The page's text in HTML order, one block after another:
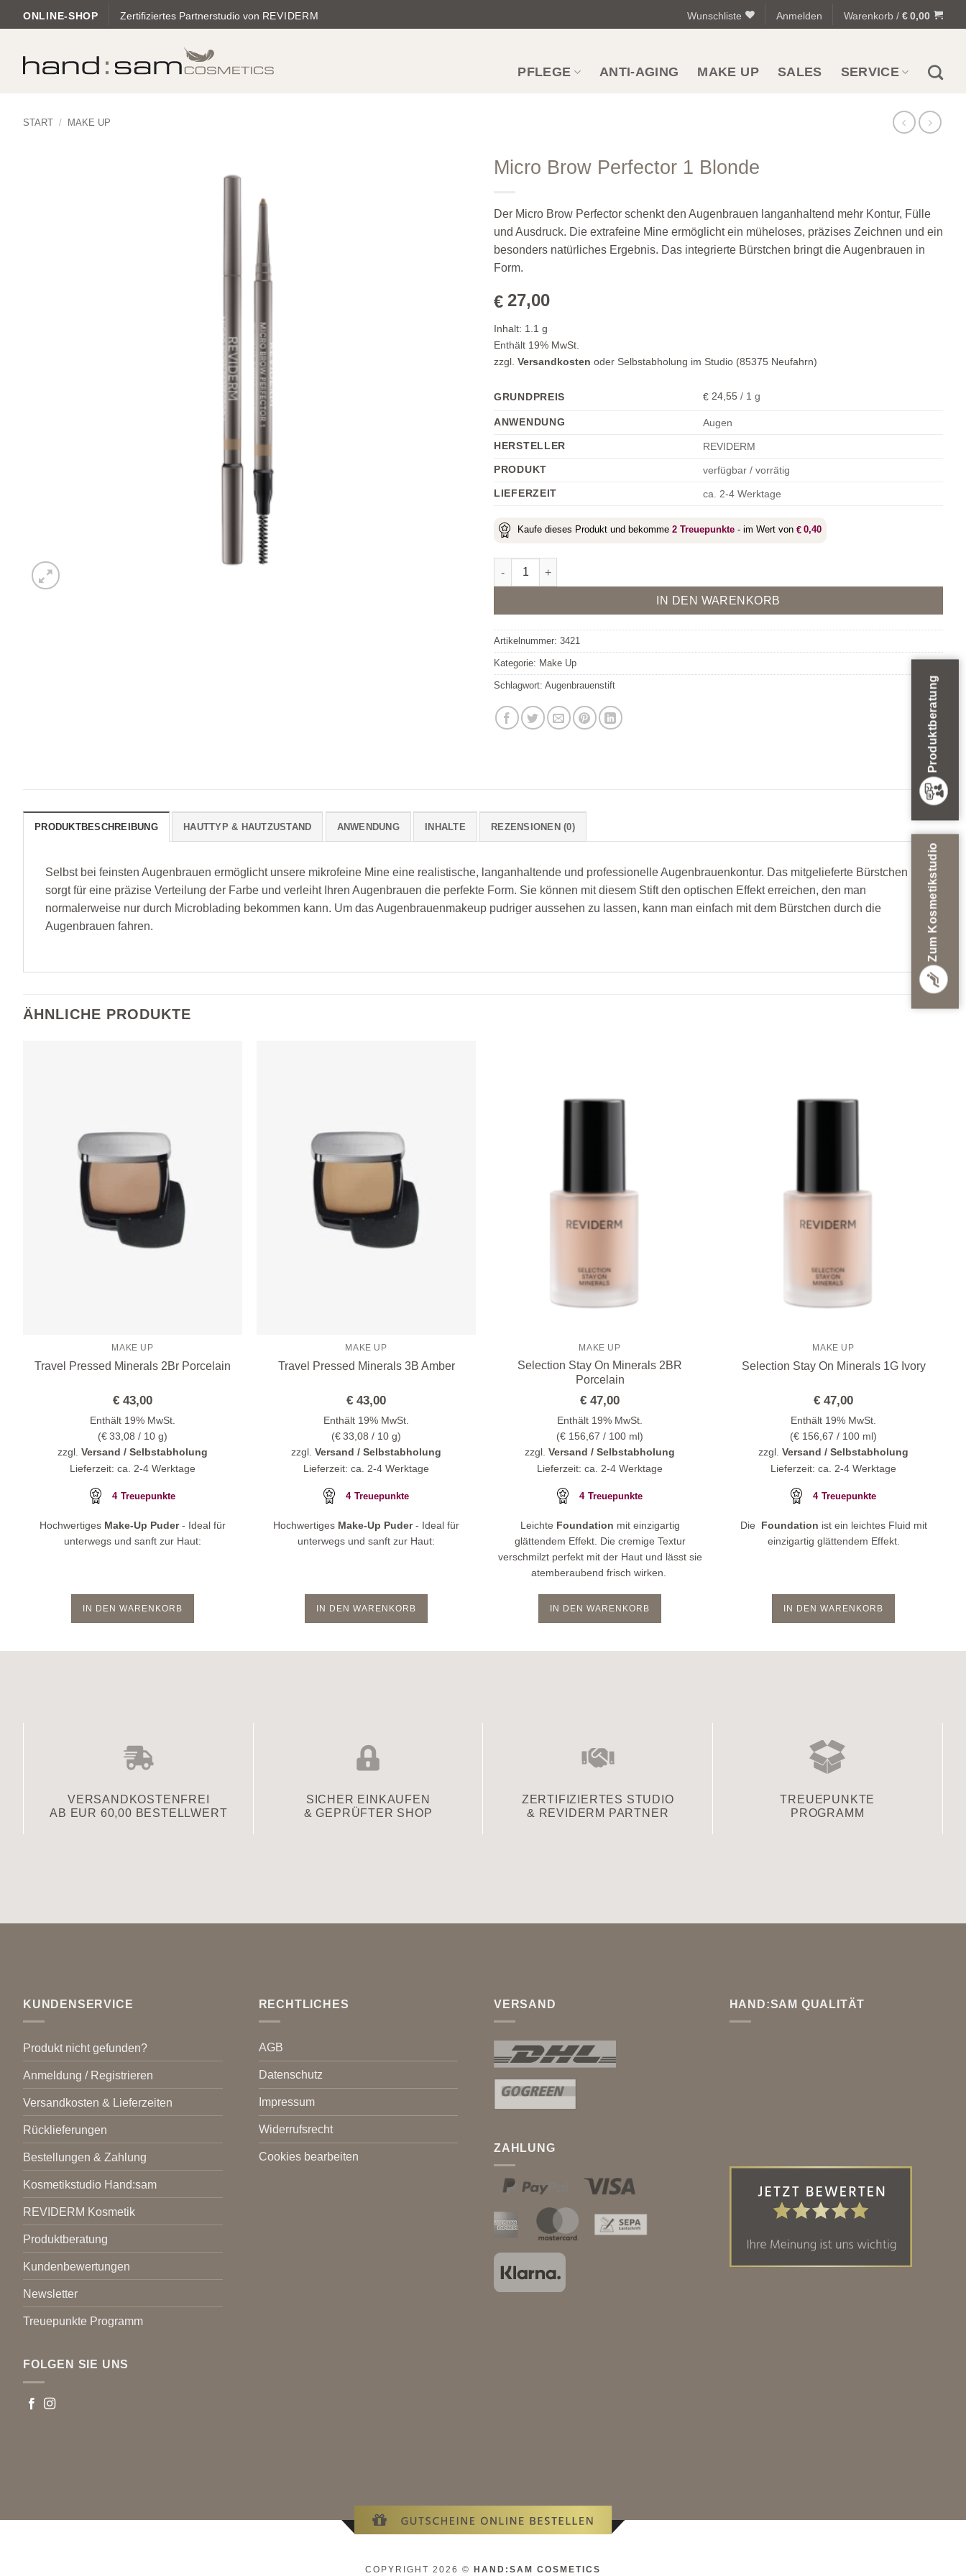
Inhalt
ONLINE-SHOP Zertifiziertes Partnerstudio von REVIDERM Wunschliste Anmelden Warenkorb / € 0,00
PFLEGE ANTI-AGING MAKE UP SALES SERVICE
START / MAKE UP
Micro Brow Perfector 1 Blonde
Der Micro Brow Perfector schenkt den Augenbrauen langanhaltend mehr Kontur, Fülle
und Ausdruck. Die extrafeine Mine ermöglicht ein müheloses, präzises Zeichnen und ein
besonders natürliches Ergebnis. Das integrierte Bürstchen bringt die Augenbrauen in
Form.
€ 27,00
Inhalt: 1.1 g
Enthält 19% MwSt.
zzgl. Versandkosten oder Selbstabholung im Studio (85375 Neufahrn)
GRUNDPREIS € 24,55 / 1 g
ANWENDUNG
Augen
HERSTELLER
REVIDERM
PRODUKT
verfügbar / vorrätig
LIEFERZEIT
ca. 2-4 Werktage
Kaufe dieses Produkt und bekomme 2 Treuepunkte - im Wert von € 0,40
Micro Brow Perfector 1 Blonde Menge
IN DEN WARENKORB
Alternative:
Artikelnummer: 3421
Kategorie: Make Up
Schlagwort: Augenbrauenstift
PRODUKTBESCHREIBUNG HAUTTYP & HAUTZUSTAND ANWENDUNG INHALTE REZENSIONEN (0)
Selbst bei feinsten Augenbrauen ermöglicht unsere mikrofeine Mine eine realistische, langanhaltende und professionelle Augenbrauenkontur. Das mitgelieferte Bürstchen
sorgt für eine präzise Verteilung der Farbe und verleiht Ihren Augenbrauen die perfekte Form. Sie können mit diesem Stift den optischen Effekt erreichen, den man
normalerweise nur durch Microblading bekommen kann. Um das Augenbrauenmakeup pudriger aussehen zu lassen, kann man einfach mit dem Bürstchen durch die
Augenbrauen fahren.
ÄHNLICHE PRODUKTE
MAKE UP
Travel Pressed Minerals 2Br Porcelain
€ 43,00
Enthält 19% MwSt.
(€ 33,08 / 10 g)
zzgl. Versand / Selbstabholung
Lieferzeit: ca. 2-4 Werktage
4 Treuepunkte
Hochwertiges Make-Up Puder- Ideal für
unterwegs und sanft zur Haut:
IN DEN WARENKORB
MAKE UP
Travel Pressed Minerals 3B Amber
€ 43,00
Enthält 19% MwSt.
(€ 33,08 / 10 g)
zzgl. Versand / Selbstabholung
Lieferzeit: ca. 2-4 Werktage
4 Treuepunkte
Hochwertiges Make-Up Puder- Ideal für
unterwegs und sanft zur Haut:
IN DEN WARENKORB
MAKE UP
Selection Stay On Minerals 2BR
Porcelain
€ 47,00
Enthält 19% MwSt.
(€ 156,67 / 100 ml)
zzgl. Versand / Selbstabholung
Lieferzeit: ca. 2-4 Werktage
4 Treuepunkte
Leichte Foundation mit einzigartig
glättendem Effekt. Die cremige Textur
verschmilzt perfekt mit der Haut und lässt sie
atemberaubend frisch wirken.
IN DEN WARENKORB
MAKE UP
Selection Stay On Minerals 1G Ivory
€ 47,00
Enthält 19% MwSt.
(€ 156,67 / 100 ml)
zzgl. Versand / Selbstabholung
Lieferzeit: ca. 2-4 Werktage
4 Treuepunkte
Die Foundation ist ein leichtes Fluid mit
einzigartig glättendem Effekt.
IN DEN WARENKORB
Zum Kosmetikstudio
Produktberatung
VERSAND­KOSTENFREI
AB EUR 60,00 BESTELLWERT
SICHER EINKAUFEN
& GEPRÜFTER SHOP
ZERTIFIZIERTES STUDIO
& REVIDERM PARTNER
TREUEPUNKTE
PROGRAMM
KUNDENSERVICE
Produkt nicht gefunden?
Anmeldung / Registrieren
Versandkosten & Lieferzeiten
Rücklieferungen
Bestellungen & Zahlung
Kosmetikstudio Hand:sam
REVIDERM Kosmetik
Produktberatung
Kundenbewertungen
Newsletter
Treuepunkte Programm
FOLGEN SIE UNS
RECHTLICHES
AGB
Datenschutz
Impressum
Widerrufsrecht
Cookies bearbeiten
VERSAND
ZAHLUNG
HAND:SAM QUALITÄT
COPYRIGHT 2026 © HAND:SAM COSMETICS